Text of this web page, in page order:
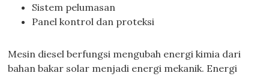
Sistem pelumasan
Panel kontrol dan proteksi
Mesin diesel berfungsi mengubah energi kimia dari
bahan bakar solar menjadi energi mekanik. Energi